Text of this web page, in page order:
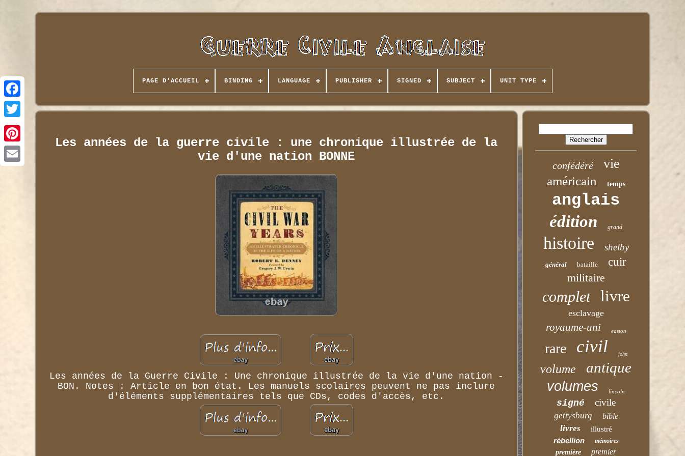
PAGE D'ACCUEIL BINDING LANGUAGE PUBLISHER SIGNED SUBJECT UNIT TYPE
Les années de la guerre civile : une chronique illustrée de la
vie d'une nation BONNE
Les années de la Guerre Civile : Une chronique illustrée de la vie d'une nation -
BON. Notes : Article en bon état. Les manuels scolaires peuvent ne pas inclure
d'éléments supplémentaires tels que CDs, codes d'accès, etc.
confédéré vie
américain temps
anglais
édition grand
histoire shelby
général bataille
cuir
militaire
complet livre
esclavage
royaume-uni easton
rare civil john
volume antique
volumes lincoln
signé civile
gettysburg bible
livres illustré
rébellion mémoires
première premier